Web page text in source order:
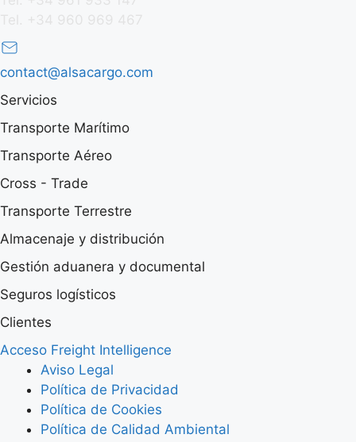
contact@alsacargo.com
Servicios
Transporte Marítimo
Transporte Aéreo
Cross - Trade
Transporte Terrestre
Almacenaje y distribución
Gestión aduanera y documental
Seguros logísticos
Clientes
Acceso Freight Intelligence
Aviso Legal
Política de Privacidad
Política de Cookies
Política de Calidad Ambiental